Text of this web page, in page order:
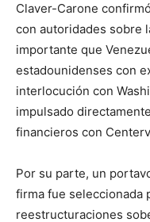
Claver-Carone
con autoridades sobre
importante que
estadounidenses con
interlocución con
impulsado
financieros con
Por su parte, un
firma fue seleccionada
reestructuraciones